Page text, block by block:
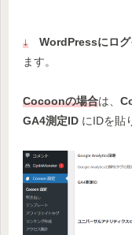
↓ WordPressにログ
ます。
Cocoonの場合は、
GA4測定ID にIDを貼